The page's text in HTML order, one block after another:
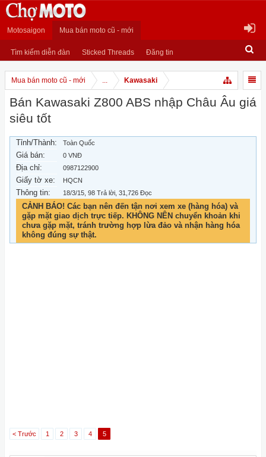
Motosaigon Mua bán moto cũ - mới
Tìm kiếm diễn đàn Sticked Threads Đăng tin
Mua bán moto cũ - mới ... Kawasaki
Bán Kawasaki Z800 ABS nhập Châu Âu giá
siêu tốt
Tỉnh/Thành: Toàn Quốc
Giá bán: 0 VNĐ
Địa chỉ: 0987122900
Giấy tờ xe: HQCN
Thông tin: 18/3/15 , 98 Trả lời, 31,726 Đọc
CẢNH BÁO! Các bạn nên đến tận nơi xem xe (hàng hóa) và
gặp mặt giao dịch trực tiếp. KHÔNG NÊN chuyển khoản khi
chưa gặp mặt, tránh trường hợp lừa đảo và nhận hàng hóa
không đúng sự thật.
< Trước 1 2 3 4 5